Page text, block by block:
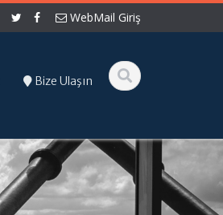
WebMail Giriş
Bize Ulaşın